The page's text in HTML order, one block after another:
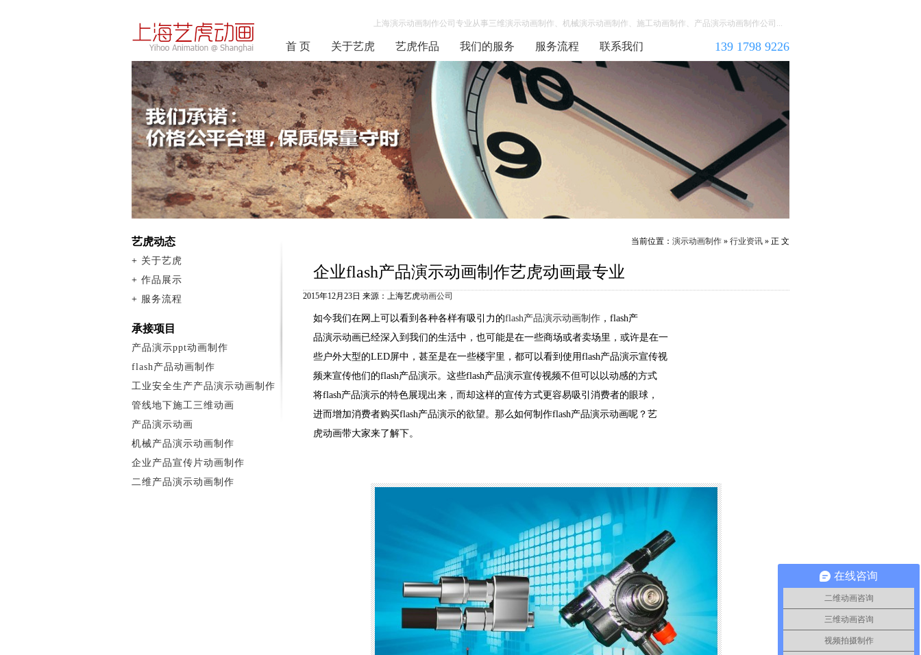
上海演示动画制作公司专业从事三维演示动画制作、机械演示动画制作、施工动画制作、产品演示动画制作公司...
首 页 关于艺虎 艺虎作品 我们的服务 服务流程 联系我们 139 1798 9226
当前位置： 演示动画制作 » 行业资讯 » 正 文
企业flash产品演示动画制作艺虎动画最专业
2015年12月23日 来源：上海艺虎动画公司
如今我们在网上可以看到各种各样有吸引力的flash产品演示动画制作 ，flash产
品演示动画已经深入到我们的生活中，也可能是在一些商场或者卖场里，或许是在一
些户外大型的LED屏中，甚至是在一些楼宇里，都可以看到使用flash产品演示宣传视
频来宣传他们的flash产品演示。这些flash产品演示宣传视频不但可以以动感的方式
将flash产品演示的特色展现出来，而却这样的宣传方式更容易吸引消费者的眼球，
进而增加消费者购买flash产品演示的欲望。那么如何制作flash产品演示动画呢？艺
虎动画带大家来了解下。
艺虎动态
+ 关于艺虎
+ 作品展示
+ 服务流程
承接项目
产品演示ppt动画制作
flash产品动画制作
工业安全生产产品演示动画制作
管线地下施工三维动画
产品演示动画
机械产品演示动画制作
企业产品宣传片动画制作
二维产品演示动画制作
在线咨询
二维动画咨询
三维动画咨询
视频拍摄制作